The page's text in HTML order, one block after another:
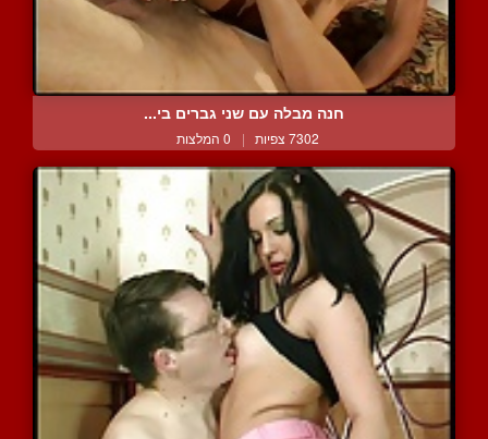
חנה מבלה עם שני גברים בי...
7302 צפיות | 0 המלצות